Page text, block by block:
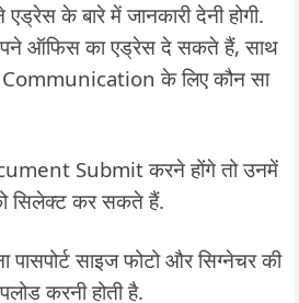
के बारे में जानकारी देनी होगी.
ऑफिस का एड्रेस दे सकते हैं, साथ
Communication के लिए कौन सा
Submit करने होंगे तो उनमें
सिलेक्ट कर सकते हैं.
साइज फोटो और सिग्नेचर की
करनी होती है.